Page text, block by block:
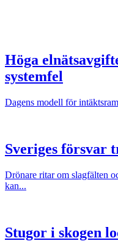
Höga
systemfel
Dagens modell för
Sveriges försvar
Drönare ritar om slagfälten
kan...
Stugor i skogen